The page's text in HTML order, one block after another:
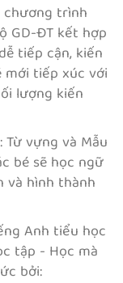
chương trình
GD-ĐT kết hợp
tiếp cận, kiến
tiếp xúc với
lượng kiến
vựng và Mẫu
bé sẽ học ngữ
và hình thành
Anh tiểu học
tập - Học mà
bởi: